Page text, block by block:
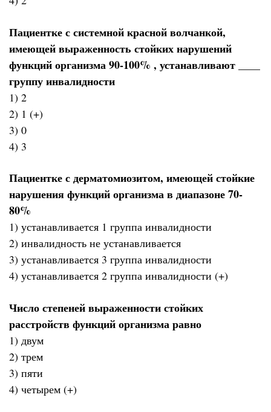
Пациентке с системной красной волчанкой,
имеющей выраженность стойких нарушений
функций организма 90-100% , устанавливают ____
группу инвалидности
1) 2
2) 1 (+)
3) 0
4) 3
Пациентке с дерматомиозитом, имеющей стойкие
нарушения функций организма в диапазоне 70-
80%
1) устанавливается 1 группа инвалидности
2) инвалидность не устанавливается
3) устанавливается 3 группа инвалидности
4) устанавливается 2 группа инвалидности (+)
Число степеней выраженности стойких
расстройств функций организма равно
1) двум
2) трем
3) пяти
4) четырем (+)